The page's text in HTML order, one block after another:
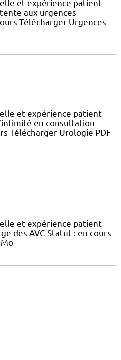
et expérience patient
aux urgences
Télécharger Urgences
et expérience patient
en consultation
Télécharger Urologie PDF
et expérience patient
des AVC Statut : en cours
Mo